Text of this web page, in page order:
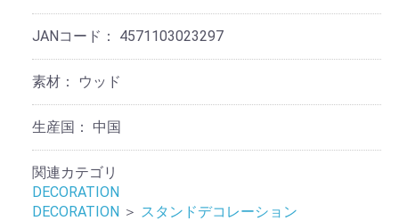
JANコード： 4571103023297
素材： ウッド
生産国： 中国
関連カテゴリ
DECORATION
DECORATION ＞ スタンドデコレーション